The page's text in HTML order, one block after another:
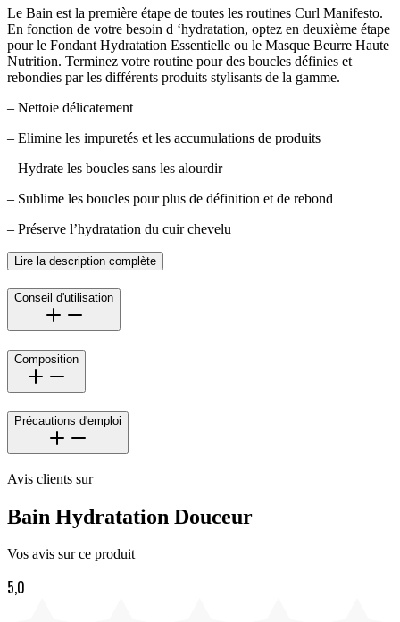
Le Bain est la première étape de toutes les routines Curl Manifesto.
En fonction de votre besoin d ‘hydratation, optez en deuxième étape
pour le Fondant Hydratation Essentielle ou le Masque Beurre Haute
Nutrition. Terminez votre routine pour des boucles définies et
rebondies par les différents produits stylisants de la gamme.
– Nettoie délicatement
– Elimine les impuretés et les accumulations de produits
– Hydrate les boucles sans les alourdir
– Sublime les boucles pour plus de définition et de rebond
– Préserve l’hydratation du cuir chevelu
Lire la description complète
Conseil d'utilisation
Composition
Précautions d'emploi
Avis clients sur
Bain Hydratation Douceur
Vos avis sur ce produit
5,0